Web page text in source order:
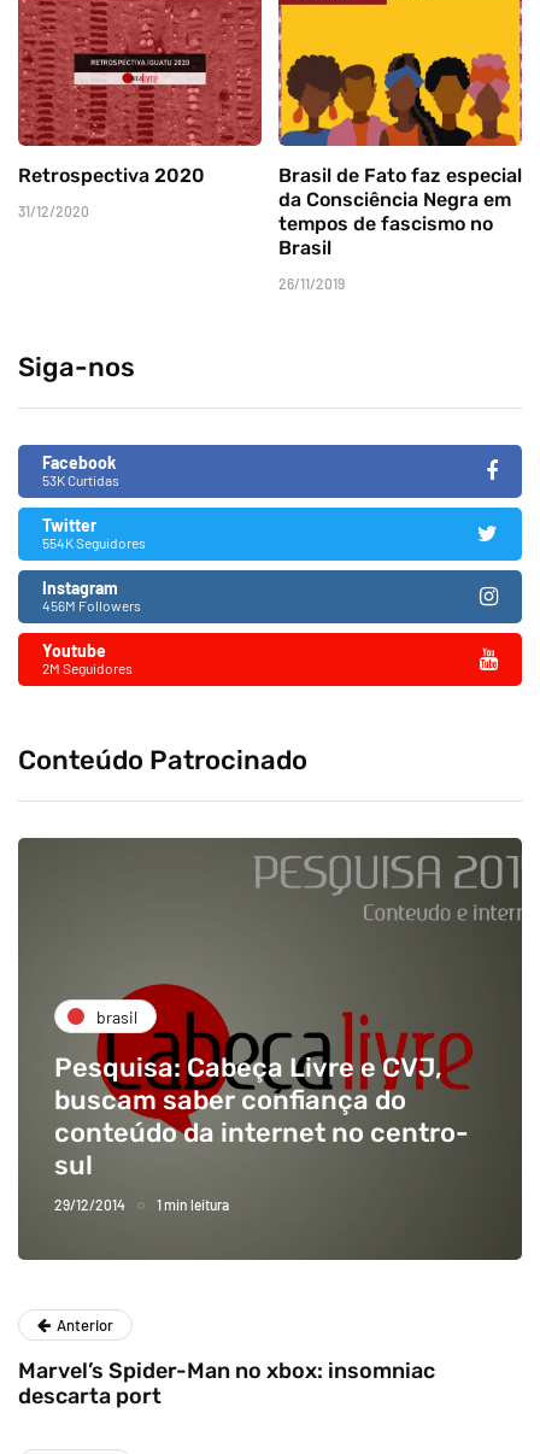
Retrospectiva 2020
31/12/2020
Brasil de Fato faz especial
da Consciência Negra em
tempos de fascismo no
Brasil
26/11/2019
Siga-nos
Facebook
53K Curtidas
Twitter
554K Seguidores
Instagram
456M Followers
Youtube
2M Seguidores
Conteúdo Patrocinado
brasil
Pesquisa: Cabeça Livre e CVJ,
buscam saber confiança do
conteúdo da internet no centro-
sul
29/12/2014 1 min leitura
Anterior
Marvel’s Spider-Man no xbox: insomniac
descarta port